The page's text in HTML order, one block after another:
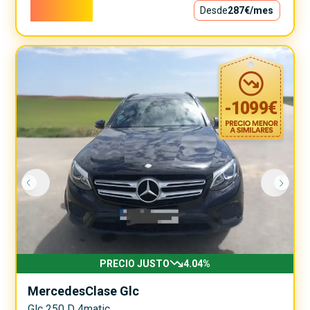
Desde287€/mes
-1099€
PRECIO JUSTO 4.04%
MercedesClase Glc